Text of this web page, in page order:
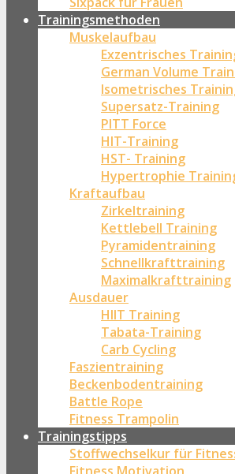
Trainingsmethoden
Muskelaufbau
Exzentrisches
German Volume
Isometrisches
Supersatz-Training
PITT Force
HIT-Training
HST- Training
Hypertrophie
Kraftaufbau
Zirkeltraining
Kettlebell Training
Pyramidentraining
Schnellkrafttraining
Maximalkrafttraining
Ausdauer
HIIT Training
Tabata-Training
Carb Cycling
Faszientraining
Beckenbodentraining
Battle Rope
Fitness Trampolin
Trainingstipps
Stoffwechselkur für